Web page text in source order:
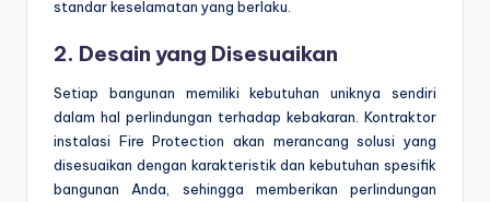
standar keselamatan yang berlaku.
2. Desain yang Disesuaikan
Setiap bangunan memiliki kebutuhan uniknya sendiri
dalam hal perlindungan terhadap kebakaran. Kontraktor
instalasi Fire Protection akan merancang solusi yang
disesuaikan dengan karakteristik dan kebutuhan spesifik
bangunan Anda, sehingga memberikan perlindungan